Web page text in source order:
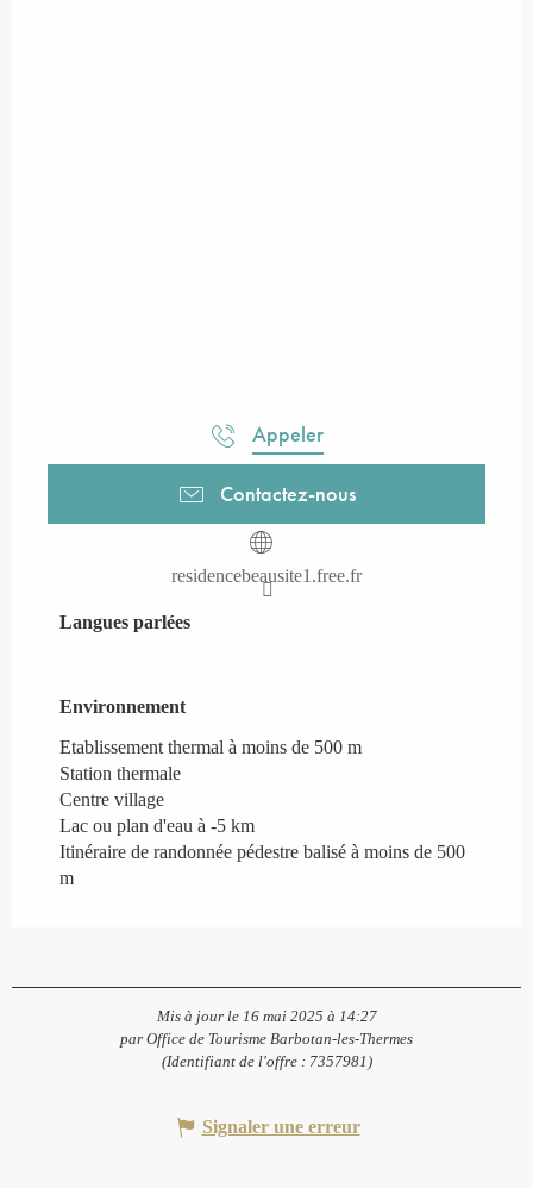
Appeler
Contactez-nous
residencebeausite1.free.fr
Langues parlées
Langues parlées
Environnement
Environnement
Etablissement thermal à moins de 500 m
Station thermale
Centre village
Lac ou plan d'eau à -5 km
Itinéraire de randonnée pédestre balisé à moins de 500
m
Mis à jour le 16 mai 2025 à 14:27
par Office de Tourisme Barbotan-les-Thermes
(Identifiant de l'offre : 7357981 )
Signaler une erreur